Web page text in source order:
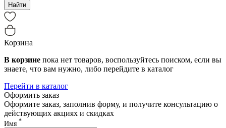
Найти
Корзина
В корзине пока нет товаров, воспользуйтесь поиском, если вы
знаете, что вам нужно, либо перейдите в каталог
Перейти в каталог
Оформить заказ
Оформите заказ, заполнив форму, и получите консультацию о
действующих акциях и скидках
Имя *